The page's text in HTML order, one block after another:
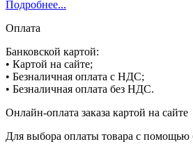
Подробнее...
Оплата
Банковской картой:
• Картой на сайте;
• Безналичная оплата с НДС;
• Безналичная оплата без НДС.
Онлайн-оплата заказа картой на сайте
Для выбора оплаты товара с помощью